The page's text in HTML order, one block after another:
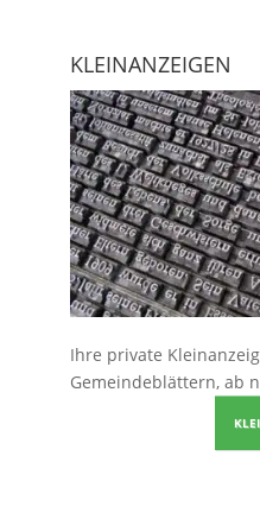
KLEINANZEIGEN
Ihre private
Gemeindeblättern, ab